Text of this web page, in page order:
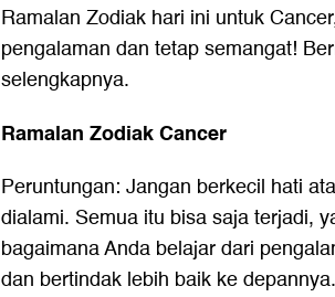
Ramalan Zodiak hari ini untuk
pengalaman dan tetap semangat!
selengkapnya.
Ramalan Zodiak Cancer
Peruntungan: Jangan berkecil hati
dialami. Semua itu bisa saja terjadi,
bagaimana Anda belajar dari
dan bertindak lebih baik ke depannya.